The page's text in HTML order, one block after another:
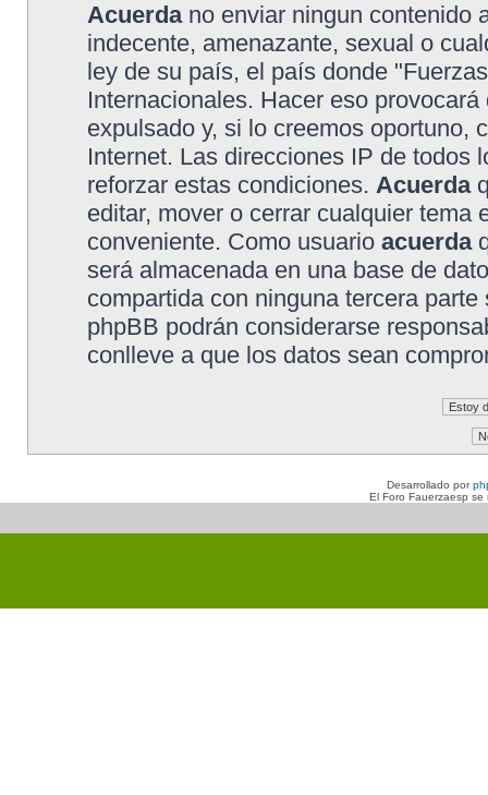
Acuerdano enviar ningun contenido
indecente, amenazante, sexual o
ley de su país, el país donde
Internacionales. Hacer eso
expulsado y, si lo creemos oportuno,
Internet. Las direcciones IP de todos
reforzar estas condiciones. Acuerda
editar, mover o cerrar cualquier tema
conveniente. Como usuario acuerda
será almacenada en una base de
compartida con ninguna tercera
phpBB podrán considerarse
conlleve a que los datos sean
Desarrollado por
El Foro Fauerzaesp